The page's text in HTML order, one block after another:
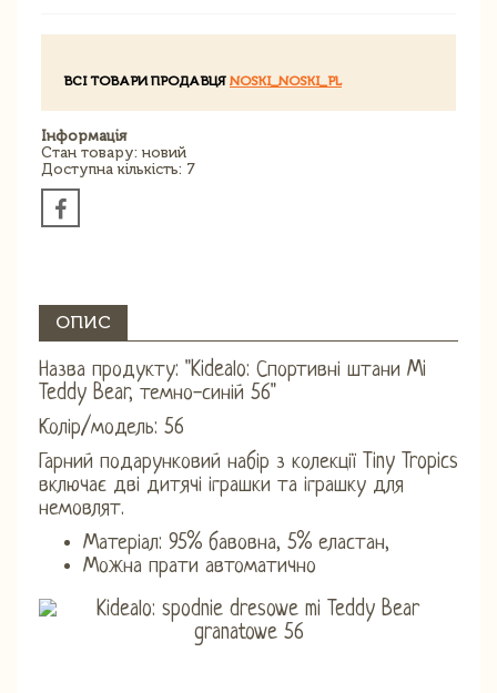
ВСІ ТОВАРИ ПРОДАВЦЯ NOSKI_NOSKI_PL
Інформація
Стан товару: новий
Доступна кількість: 7
ОПИС
Назва продукту: "Kidealo: Спортивні штани Mi
Teddy Bear, темно-синій 56"
Колір/модель: 56
Гарний подарунковий набір з колекції Tiny Tropics
включає дві дитячі іграшки та іграшку для
немовлят.
Матеріал: 95% бавовна, 5% еластан,
Можна прати автоматично